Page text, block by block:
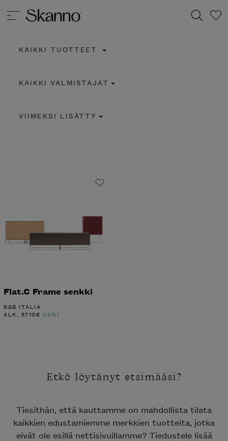
KAIKKI TUOTTEET
KAIKKI VALMISTAJAT
VIIMEKSI LISÄTTY
Flat.C Frame senkki
B&B ITALIA
ALK. 5710€ UUSI
Etkö löytänyt etsimääsi?
Tiesithän, että kauttamme on mahdollista tilata
kaikkien edustamiemme merkkien tuotteita, jotka
eivät ole esillä nettisivuillamme? Tiedustele lisää